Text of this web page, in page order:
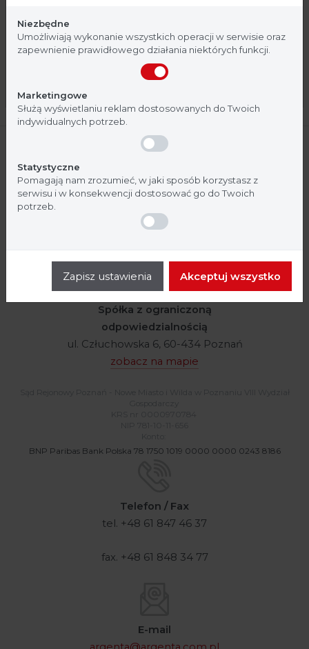
Woreczek na próbki Whirl-Pak,
standardowy, z polem do opisu,
207 ml; op. 500 szt.
Argenta
Spółka z ograniczoną
odpowiedzialnością
ul. Człuchowska 6, 60-434 Poznań
zobacz na mapie
BNP Paribas Bank Polska 78 1750 1019 0000 0000 0243 8186
Telefon / Fax
tel. +48 61 847 46 37
fax. +48 61 848 34 77
E-mail
przeznaczone dla profesjonalistów z branży
medycznej. Potwierdź, że jesteś profesjonalistą:
Nie jestem
Niezbędne
Umożliwiają wykonanie wszystkich operacji w serwisie oraz
zapewnienie prawidłowego działania niektórych funkcji.
Marketingowe
Służą wyświetlaniu reklam dostosowanych do Twoich
indywidualnych potrzeb.
Statystyczne
Pomagają nam zrozumieć, w jaki sposób korzystasz z
serwisu i w konsekwencji dostosować go do Twoich
potrzeb.
Zapisz ustawienia Akceptuj wszystko